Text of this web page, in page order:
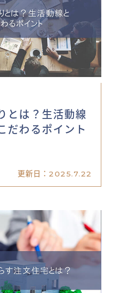
とは？生活動線
だわるポイント
更新日： 2025.7.22